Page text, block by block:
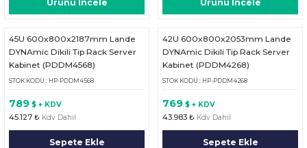
Ürünü İncele Ürünü İncele
45U 600x800x2187mm Lande
DYNAmic Dikili Tip Rack Server
Kabinet (PDDM4568)
STOK KODU : HP-PDDM4568
789 $ + KDV
45.127 ₺ Kdv Dahil
Sepete Ekle
42U 600x800x2053mm Lande
DYNAmic Dikili Tip Rack Server
Kabinet (PDDM4268)
STOK KODU : HP-PDDM4268
769 $ + KDV
43.983 ₺ Kdv Dahil
Sepete Ekle